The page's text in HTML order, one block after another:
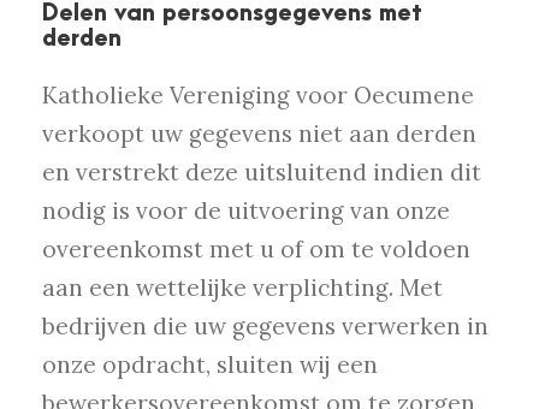
Delen van persoonsgegevens met
derden
Katholieke Vereniging voor Oecumene
verkoopt uw gegevens niet aan derden
en verstrekt deze uitsluitend indien dit
nodig is voor de uitvoering van onze
overeenkomst met u of om te voldoen
aan een wettelijke verplichting. Met
bedrijven die uw gegevens verwerken in
onze opdracht, sluiten wij een